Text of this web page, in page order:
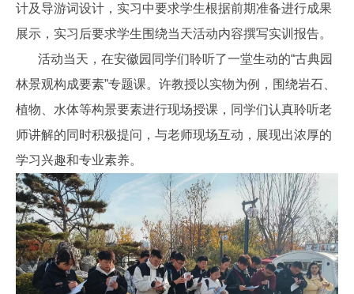
计及导游词设计，实习中要求学生根据前期准备进行成果
展示，实习后要求学生围绕当天活动内容撰写实训报告。
活动当天，在安徽园同学们聆听了一堂生动的“古典园
林景观构成要素”专题课。许教授以实物为例，围绕岩石、
植物、水体等构景要素进行现场授课，同学们认真聆听老
师讲解的同时积极提问，与老师现场互动，展现出浓厚的
学习兴趣和专业素养。